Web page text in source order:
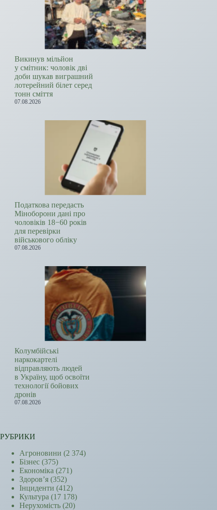
Викинув мільйон
у смітник: чоловік дві
доби шукав виграшний
лотерейний білет серед
тонн сміття
07.08.2026
Податкова передасть
Міноборони дані про
чоловіків 18−60 років
для перевірки
військового обліку
07.08.2026
Колумбійські
наркокартелі
відправляють людей
в Україну, щоб освоїти
технології бойових
дронів
07.08.2026
РУБРИКИ
Агроновини (2 374)
Бізнес (375)
Економіка (271)
Здоров’я (352)
Інциденти (412)
Культура (17 178)
Нерухомість (20)